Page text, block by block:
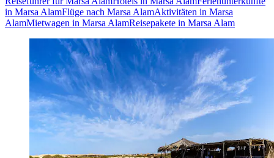
in Marsa AlamFlüge nach Marsa AlamAktivitäten in Marsa
AlamMietwagen in Marsa AlamReisepakete in Marsa Alam